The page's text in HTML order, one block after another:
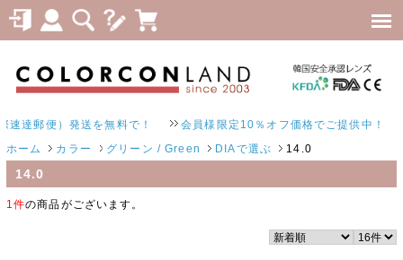
郵便）発送を無料で！ 会員様限定10％オフ価格でご提供中！
ホーム カラー グリーン / Green DIAで選ぶ 14.0
14.0
1件の商品がございます。